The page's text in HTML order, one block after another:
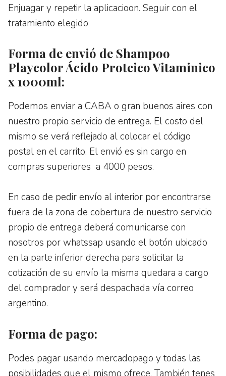
Enjuagar y repetir la aplicacioon. Seguir con el
tratamiento elegido
Forma de envió de Shampoo
Playcolor Ácido Proteico Vitaminico
x 1000ml:
Podemos enviar a CABA o gran buenos aires con
nuestro propio servicio de entrega. El costo del
mismo se verá reflejado al colocar el código
postal en el carrito. El envió es sin cargo en
compras superiores a 4000 pesos.
En caso de pedir envío al interior por encontrarse
fuera de la zona de cobertura de nuestro servicio
propio de entrega deberá comunicarse con
nosotros por whatssap usando el botón ubicado
en la parte inferior derecha para solicitar la
cotización de su envío la misma quedara a cargo
del comprador y será despachada vía correo
argentino.
Forma de pago:
Podes pagar usando mercadopago y todas las